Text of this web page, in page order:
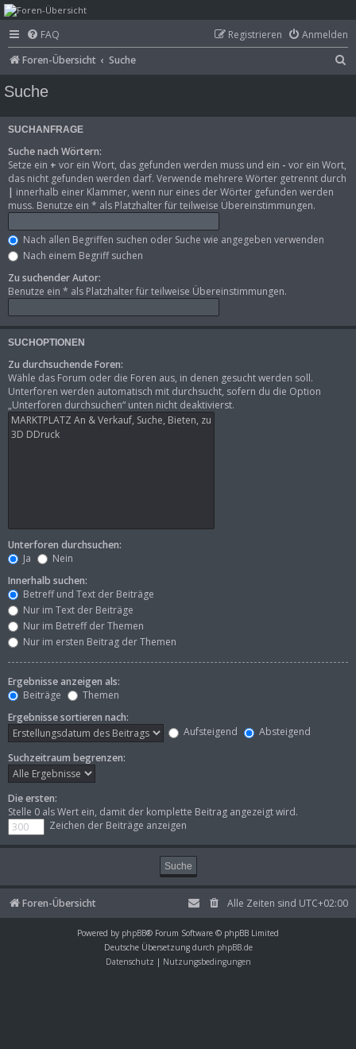
mega-hz - classic
computer &
electronics
FAQ Anmelden
Registrieren
Foren-Übersicht
Suche
h
Suche
SUCHANFRAGE
Suche nach Wörtern:
Setze ein + vor ein Wort, das gefunden werden muss und ein - vor ein Wort,
das nicht gefunden werden darf. Verwende mehrere Wörter getrennt durch
| innerhalb einer Klammer, wenn nur eines der Wörter gefunden werden
muss. Benutze ein * als Platzhalter für teilweise Übereinstimmungen.
Nach allen Begriffen suchen oder Suche wie angegeben verwenden
Nach einem Begriff suchen
Zu suchender Autor:
Benutze ein * als Platzhalter für teilweise Übereinstimmungen.
SUCHOPTIONEN
Zu durchsuchende Foren:
Wähle das Forum oder die Foren aus, in denen gesucht werden soll.
Unterforen werden automatisch mit durchsucht, sofern du die Option
„Unterforen durchsuchen“ unten nicht deaktivierst.
Unterforen durchsuchen:
Ja
Nein
Innerhalb suchen:
Betreff und Text der Beiträge
Nur im Text der Beiträge
Nur im Betreff der Themen
Nur im ersten Beitrag der Themen
Ergebnisse anzeigen als:
Beiträge
Themen
Ergebnisse sortieren nach:
Aufsteigend
Absteigend
Suchzeitraum begrenzen:
Die ersten:
Stelle 0 als Wert ein, damit der komplette Beitrag angezeigt wird.
Zeichen der Beiträge anzeigen
Foren-Übersicht Alle Zeiten sind UTC+02:00
Powered by phpBB® Forum Software © phpBB Limited
Deutsche Übersetzung durch phpBB.de
Datenschutz | Nutzungsbedingungen